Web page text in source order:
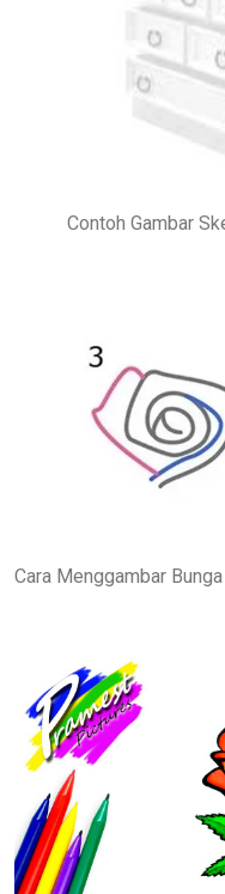
Contoh Gambar
Cara Menggambar